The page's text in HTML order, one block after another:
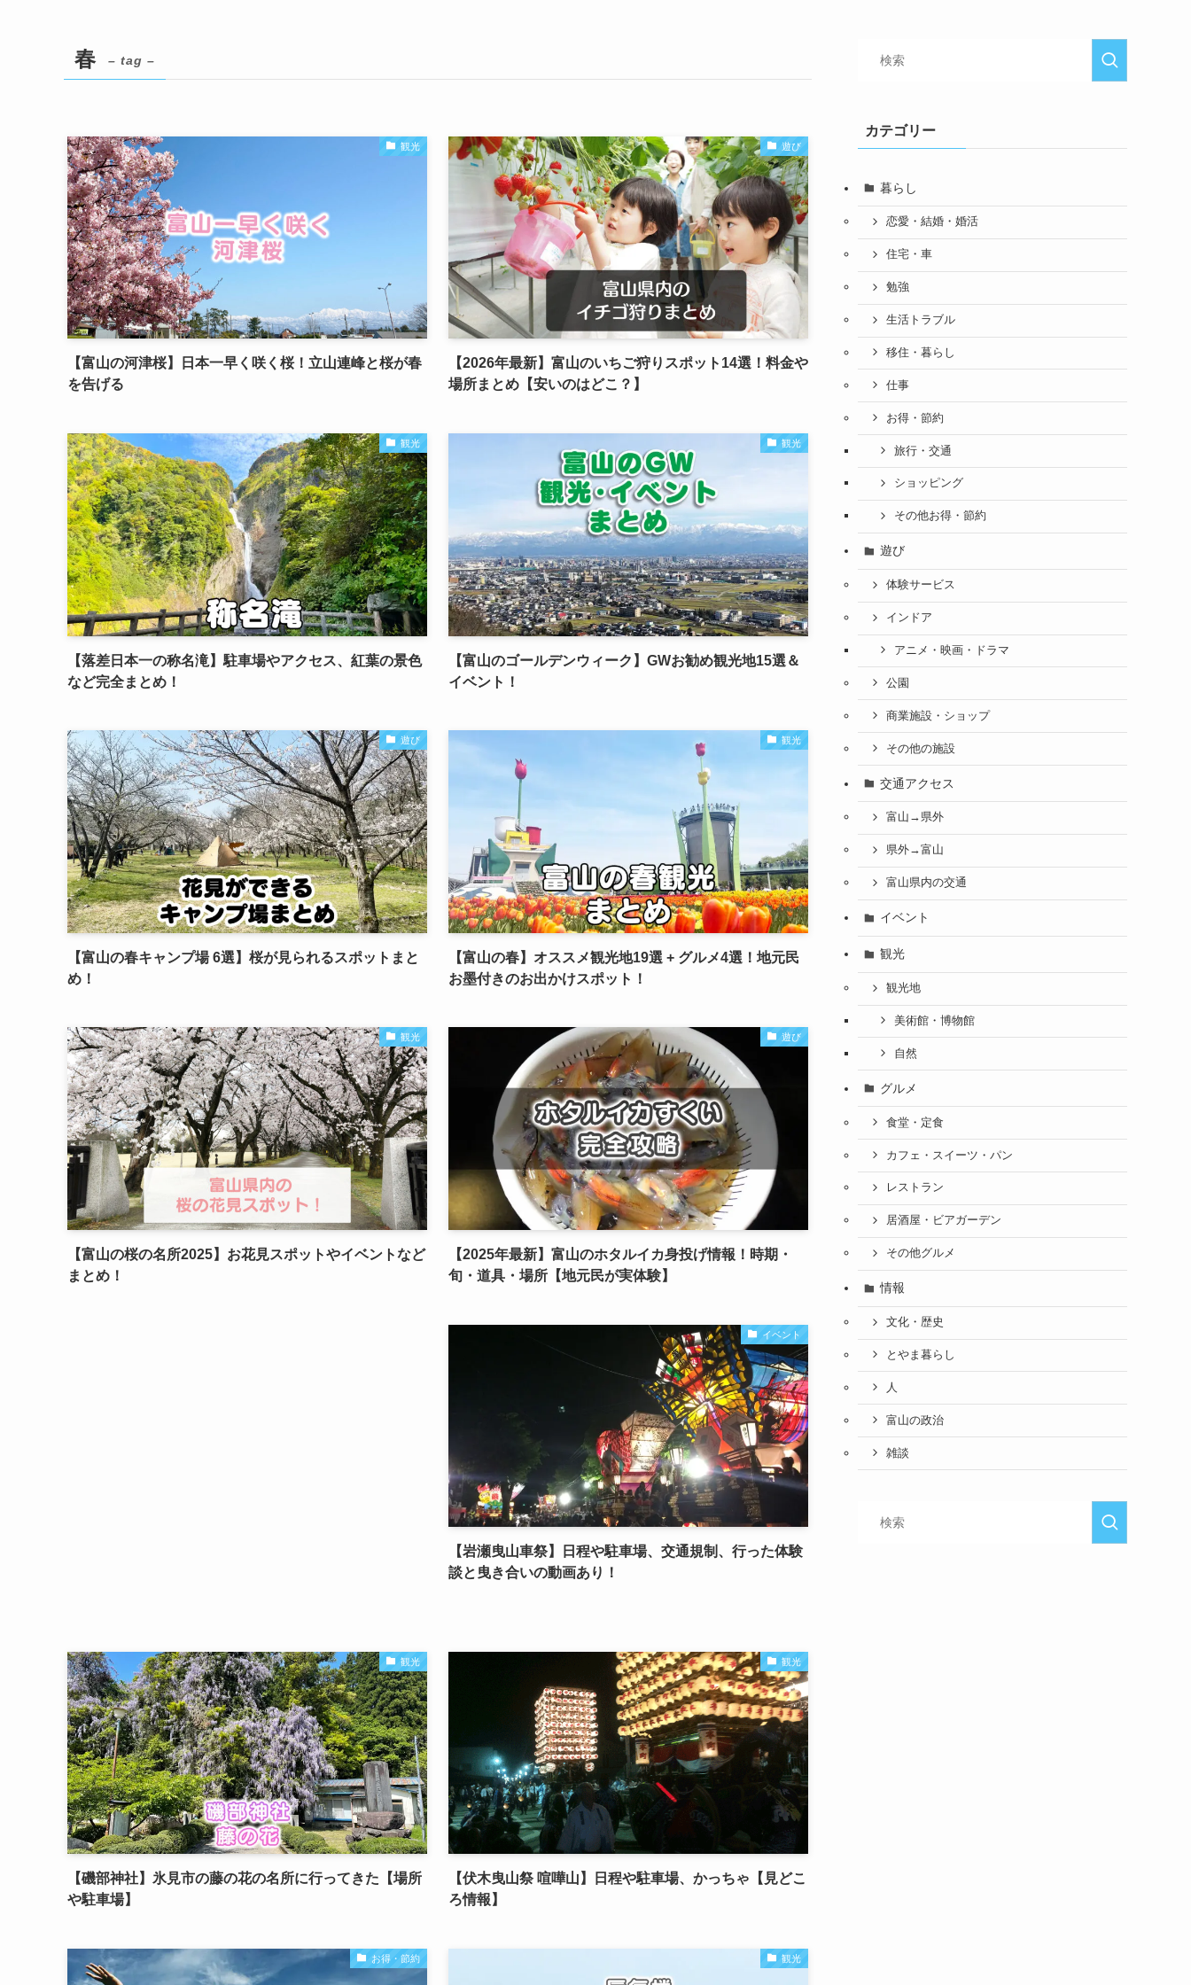
春 – tag –
観光
【富山の河津桜】日本一早く咲く桜！立山連峰と桜が春
を告げる
遊び
【2026年最新】富山のいちご狩りスポット14選！料金や
場所まとめ【安いのはどこ？】
観光
【落差日本一の称名滝】駐車場やアクセス、紅葉の景色
など完全まとめ！
観光
【富山のゴールデンウィーク】GWお勧め観光地15選＆
イベント！
遊び
【富山の春キャンプ場 6選】桜が見られるスポットまと
め！
観光
【富山の春】オススメ観光地19選 + グルメ4選！地元民
お墨付きのお出かけスポット！
観光
【富山の桜の名所2025】お花見スポットやイベントなど
まとめ！
遊び
【2025年最新】富山のホタルイカ身投げ情報！時期・
旬・道具・場所【地元民が実体験】
イベント
【岩瀬曳山車祭】日程や駐車場、交通規制、行った体験
談と曳き合いの動画あり！
観光
【磯部神社】氷見市の藤の花の名所に行ってきた【場所
や駐車場】
観光
【伏木曳山祭 喧嘩山】日程や駐車場、かっちゃ【見どこ
ろ情報】
お得・節約 観光
カテゴリー
暮らし
恋愛・結婚・婚活
住宅・車
勉強
生活トラブル
移住・暮らし
仕事
お得・節約
旅行・交通
ショッピング
その他お得・節約
遊び
体験サービス
インドア
アニメ・映画・ドラマ
公園
商業施設・ショップ
その他の施設
交通アクセス
富山→県外
県外→富山
富山県内の交通
イベント
観光
観光地
美術館・博物館
自然
グルメ
食堂・定食
カフェ・スイーツ・パン
レストラン
居酒屋・ビアガーデン
その他グルメ
情報
文化・歴史
とやま暮らし
人
富山の政治
雑談